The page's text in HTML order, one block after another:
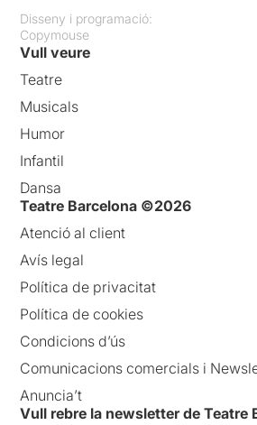
Disseny i programació:
Copymouse
Vull veure
Teatre
Musicals
Humor
Infantil
Dansa
Teatre Barcelona ©2026
Atenció al client
Avís legal
Política de privacitat
Política de cookies
Condicions d’ús
Comunicacions comercials i
Anuncia’t
Vull rebre la newsletter de Teatre